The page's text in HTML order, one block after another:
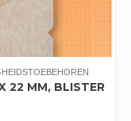
22 MM, BLISTER